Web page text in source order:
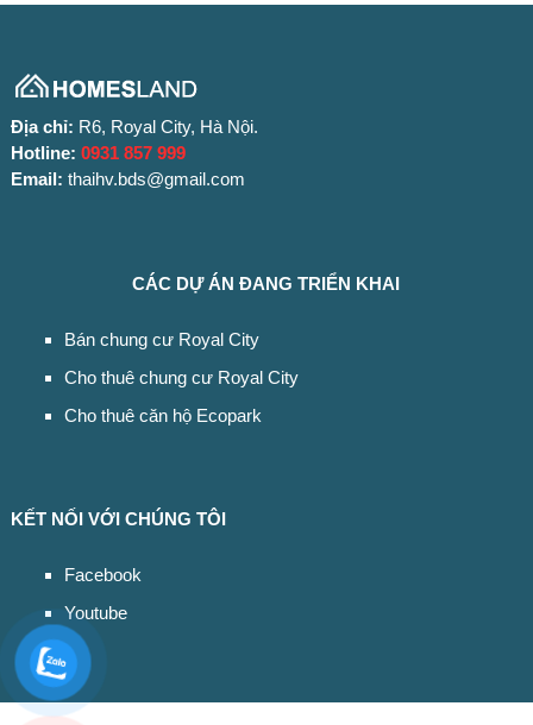
Địa chỉ: R6, Royal City, Hà Nội.
Hotline: 0931 857 999
Email: thaihv.bds@gmail.com
CÁC DỰ ÁN ĐANG TRIỂN KHAI
Bán chung cư Royal City
Cho thuê chung cư Royal City
Cho thuê căn hộ Ecopark
KẾT NỐI VỚI CHÚNG TÔI
Facebook
Youtube